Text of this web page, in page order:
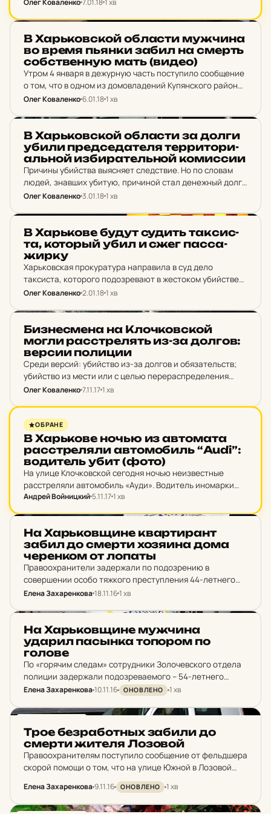
сожительницу.
В Харь­ков­ской об­лас­ти муж­чи­на
во время пьянки забил на смерть
соб­ствен­ную мать (видео)
Утром 4 января в дежурную часть поступило сообщение
о том, что в одном из домовладений Купянского района
обнаружено тело 58-летней женщины с
Олег Коваленко6.01.181 хв
В Харь­ков­ской об­лас­ти за долги
убили пред­се­да­те­ля тер­ри­то­ри­
аль­ной из­би­ра­тель­ной ко­мис­сии
Причины убийства выясняет следствие. Но по словам
людей, знавших убитую, причиной стал денежный долг.
Женщина заняла таксисту большую сумму денег,
Олег Коваленко3.01.181 хв
В Харь­ко­ве будут судить так­сис­
та, ко­торый убил и сжег пас­са­
жир­ку
Харьковская прокуратура направила в суд дело
таксиста, которого подозревают в жестоком убийстве
своей пассажирки.
Олег Коваленко2.01.181 хв
Биз­нес­ме­на на Клоч­ков­ской
могли рас­стре­лять из-за долгов:
версии по­ли­ции
Среди версий: убийство из-за долгов и обязательств;
убийство из мести или с целью перераспределения
сфер криминальной среды.
Олег Коваленко7.11.171 хв
НОВИНИ ХАРКОВА
ОБРАНЕ
В Харь­ко­ве ночью из ав­то­ма­та
рас­стре­ля­ли ав­то­мо­биль “Audi”:
во­ди­тель убит (фото)
На улице Клочковской сегодня ночью неизвестные
расстреляли автомобиль «Ауди». Водитель иномарки
погиб на месте.
Андрей Войницкий5.11.171 хв
На Харь­ков­щи­не квар­ти­рант
забил до смерти хо­зя­и­на дома
че­рен­ком от лопаты
Правоохранители задержали по подозрению в
совершении особо тяжкого преступления 44-летнего
жителя поселка Безлюдовка. В дежурную часть
соседей о том, что 51-летний местный житель в
течение…
Елена Захаренкова18.11.161 хв
На Харь­ков­щи­не муж­чи­на
ударил пас­ынка то­по­ром по
голове
По «горячим следам» сотрудники Золочевского отдела
полиции задержали подозреваемого – 54-летнего
жителя села Александровка. Как сообщили в пресс-
54-летний мужчина вместе с 40-летним пасынком
распивали спиртные…
Елена Захаренкова10.11.16 ОНОВЛЕНО 1 хв
Трое без­ра­ботных забили до
смерти жителя Ло­зо­вой
Правоохранителям поступило сообщение от фельдшера
скорой помощи о том, что на улице Южной в Лозовой
обнаружено тело 29-летнего безработного местного
жителя. Как сообщили в пресс-службе облуправления
Нацполиции, смерть наступила в результате…
Елена Захаренкова9.11.16 ОНОВЛЕНО 1 хв